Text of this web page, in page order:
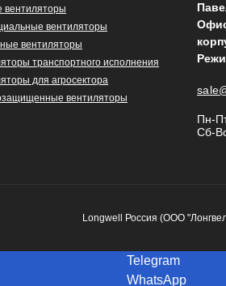
вентиляторы
вентиляторы
вентиляторы
транспортного исполнения
для агросектора
вентиляторы
Пн-
Сб-
Longwell Россия (ООО
Telegram
WhatsApp